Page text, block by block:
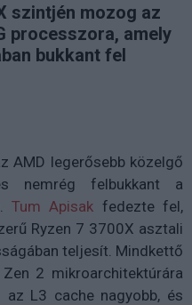
szintjén mozog az
processzora, amely
bukkant fel
AMD legerősebb közelgő
nemrég felbukkant a
Tum Apisak fedezte fel,
Ryzen 7 3700X asztali
teljesít. Mindkettő
2 mikroarchitektúrára
az L3 cache nagyobb, és